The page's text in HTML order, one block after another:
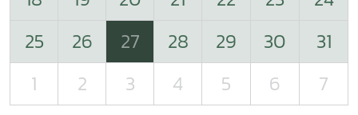
25
26 27 28 29 30
31
1
2 3 4 5 6 7